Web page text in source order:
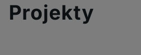
Projekty